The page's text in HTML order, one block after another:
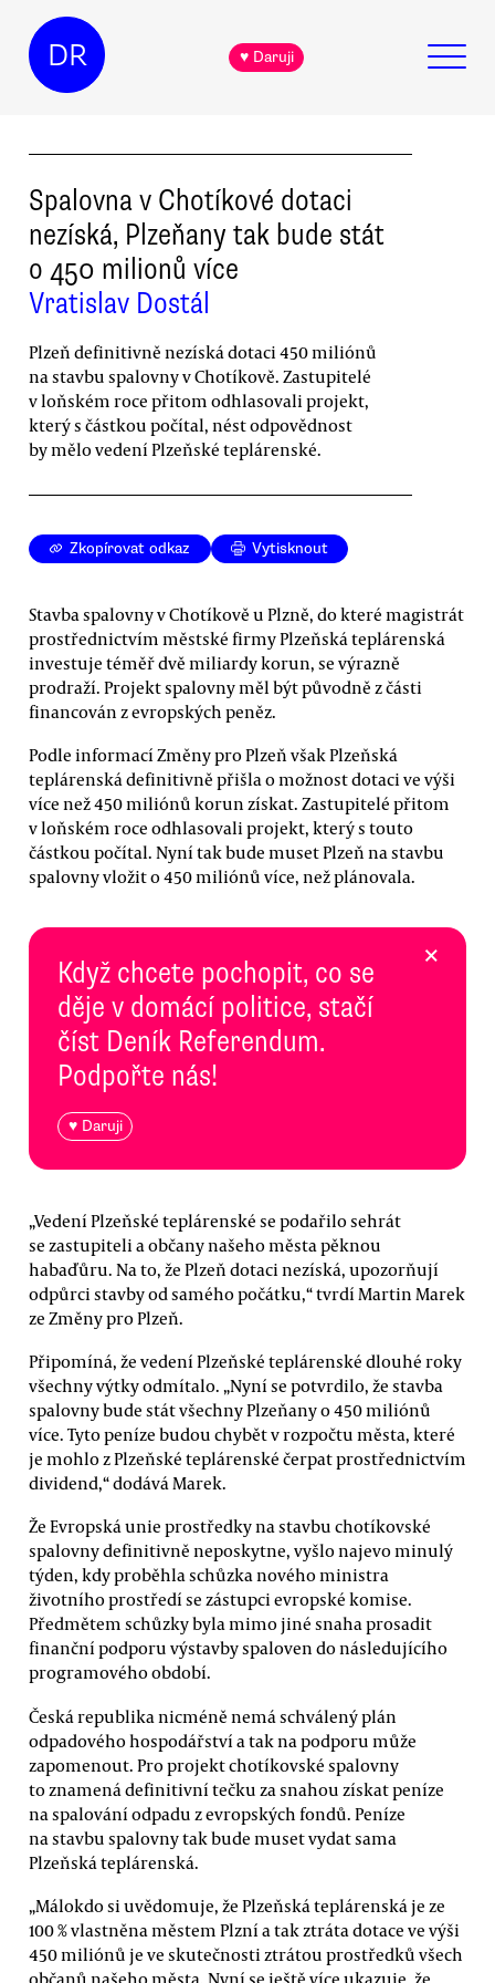
DR ♥ Daruji
Spalovna v Chotíkové dotaci
nezíská, Plzeňany tak bude stát
o 450 milionů více
Vratislav Dostál
Plzeň definitivně nezíská dotaci 450 miliónů
na stavbu spalovny v Chotíkově. Zastupitelé
v loňském roce přitom odhlasovali projekt,
který s částkou počítal, nést odpovědnost
by mělo vedení Plzeňské teplárenské.
Zkopírovat odkaz Vytisknout
Stavba spalovny v Chotíkově u Plzně, do které magistrát
prostřednictvím městské firmy Plzeňská teplárenská
investuje téměř dvě miliardy korun, se výrazně
prodraží. Projekt spalovny měl být původně z části
financován z evropských peněz.
Podle informací Změny pro Plzeň však Plzeňská
teplárenská definitivně přišla o možnost dotaci ve výši
více než 450 miliónů korun získat. Zastupitelé přitom
v loňském roce odhlasovali projekt, který s touto
částkou počítal. Nyní tak bude muset Plzeň na stavbu
spalovny vložit o 450 miliónů více, než plánovala.
Když chcete pochopit, co se
děje v domácí politice, stačí
číst Deník Referendum.
Podpořte nás!
♥ Daruji
×
„Vedení Plzeňské teplárenské se podařilo sehrát
se zastupiteli a občany našeho města pěknou
habaďůru. Na to, že Plzeň dotaci nezíská, upozorňují
odpůrci stavby od samého počátku,“ tvrdí Martin Marek
ze Změny pro Plzeň.
Připomíná, že vedení Plzeňské teplárenské dlouhé roky
všechny výtky odmítalo. „Nyní se potvrdilo, že stavba
spalovny bude stát všechny Plzeňany o 450 miliónů
více. Tyto peníze budou chybět v rozpočtu města, které
je mohlo z Plzeňské teplárenské čerpat prostřednictvím
dividend,“ dodává Marek.
Že Evropská unie prostředky na stavbu chotíkovské
spalovny definitivně neposkytne, vyšlo najevo minulý
týden, kdy proběhla schůzka nového ministra
životního prostředí se zástupci evropské komise.
Předmětem schůzky byla mimo jiné snaha prosadit
finanční podporu výstavby spaloven do následujícího
programového období.
Česká republika nicméně nemá schválený plán
odpadového hospodářství a tak na podporu může
zapomenout. Pro projekt chotíkovské spalovny
to znamená definitivní tečku za snahou získat peníze
na spalování odpadu z evropských fondů. Peníze
na stavbu spalovny tak bude muset vydat sama
Plzeňská teplárenská.
„Málokdo si uvědomuje, že Plzeňská teplárenská je ze
100 % vlastněna městem Plzní a tak ztráta dotace ve výši
450 miliónů je ve skutečnosti ztrátou prostředků všech
občanů našeho města. Nyní se ještě více ukazuje, že